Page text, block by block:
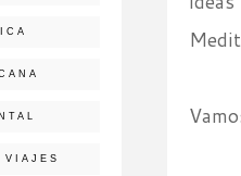
VIAJES